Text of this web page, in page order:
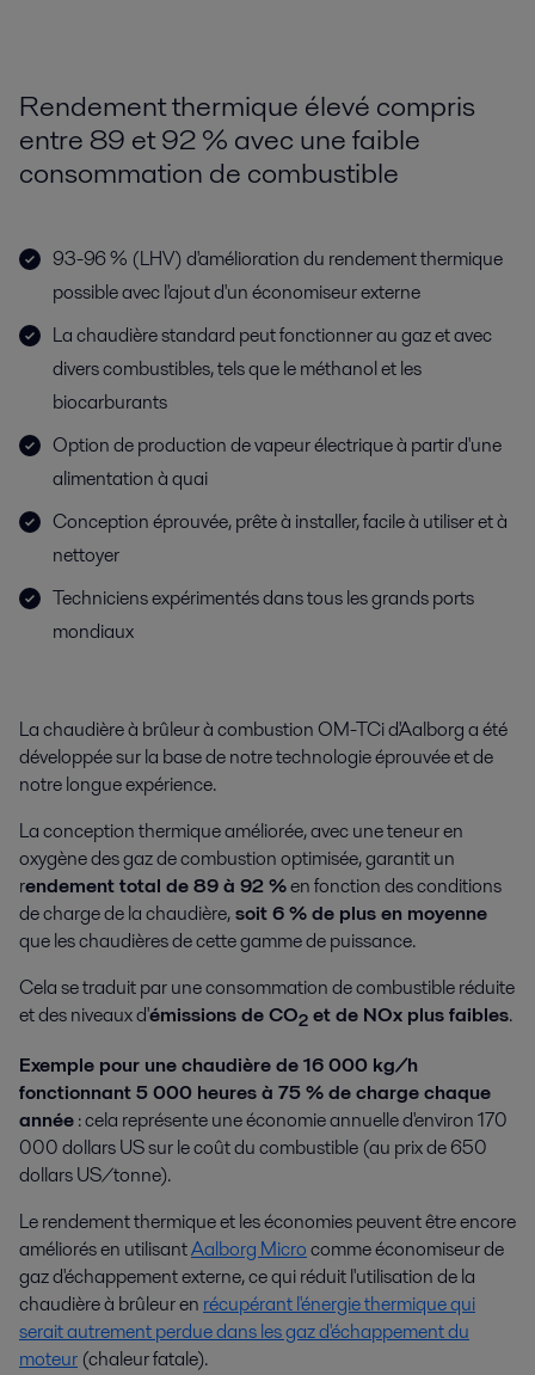
Rendement thermique élevé compris
entre 89 et 92 % avec une faible
consommation de combustible
93-96 % (LHV) d'amélioration du rendement thermique
possible avec l'ajout d'un économiseur externe
La chaudière standard peut fonctionner au gaz et avec
divers combustibles, tels que le méthanol et les
biocarburants
Option de production de vapeur électrique à partir d'une
alimentation à quai
Conception éprouvée, prête à installer, facile à utiliser et à
nettoyer
Techniciens expérimentés dans tous les grands ports
mondiaux
La chaudière à brûleur à combustion OM-TCi d'Aalborg a été
développée sur la base de notre technologie éprouvée et de
notre longue expérience.
La conception thermique améliorée, avec une teneur en
oxygène des gaz de combustion optimisée, garantit un
rendement total de 89 à 92 %en fonction des conditions
de charge de la chaudière,soit 6 % de plus en moyenne
que les chaudières de cette gamme de puissance.
Cela se traduit par une consommation de combustible réduite
et des niveaux d'émissions de CO2 et de NOx plus faibles.
Exemple pour une chaudière de 16 000 kg/h
fonctionnant 5 000 heures à 75 % de charge chaque
année: cela représente une économie annuelle d'environ 170
000 dollars US sur le coût du combustible (au prix de 650
dollars US/tonne).
Le rendement thermique et les économies peuvent être encore
améliorés en utilisantAalborg Microcomme économiseur de
gaz d'échappement externe, ce qui réduit l'utilisation de la
chaudière à brûleur en récupérant l'énergie thermique qui
serait autrement perdue dans les gaz d'échappement du
moteur (chaleur fatale).